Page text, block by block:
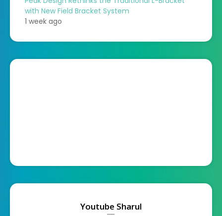
with New Field Bracket System
1 week ago
Youtube Sharul